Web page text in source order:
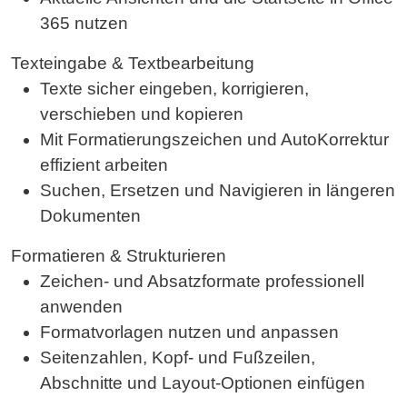
-23.02.2027
22.02.2027
-23.02.2027
Virtuelles Live Training
12.04.2027 München
Buchen
07.06.2027 München %484,33 €*
365 nutzen
Texteingabe & Textbearbeitung
Texte sicher eingeben, korrigieren,
verschieben und kopieren
Mit Formatierungszeichen und AutoKorrektur
effizient arbeiten
Suchen, Ersetzen und Navigieren in längeren
Dokumenten
Formatieren & Strukturieren
Zeichen- und Absatzformate professionell
anwenden
Formatvorlagen nutzen und anpassen
Seitenzahlen, Kopf- und Fußzeilen,
Abschnitte und Layout-Optionen einfügen